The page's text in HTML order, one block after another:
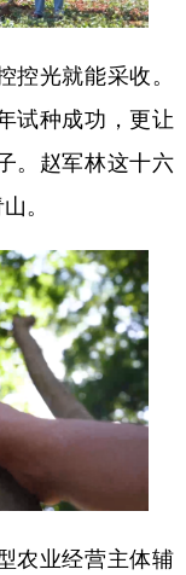
光就能采收。
试种成功，更让
。赵军林这十六
。
业经营主体辅